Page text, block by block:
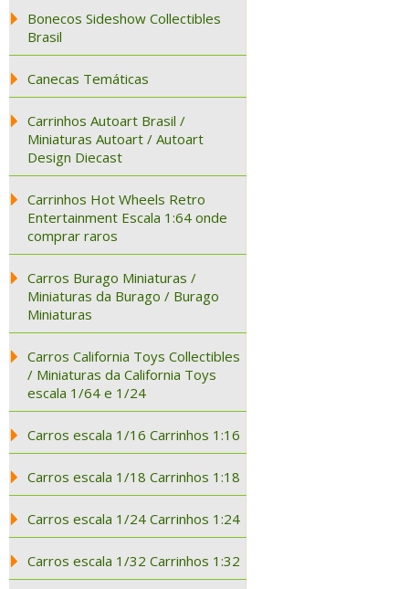
Bonecos Sideshow Collectibles
Brasil
Canecas Temáticas
Carrinhos Autoart Brasil /
Miniaturas Autoart / Autoart
Design Diecast
Carrinhos Hot Wheels Retro
Entertainment Escala 1:64 onde
comprar raros
Carros Burago Miniaturas /
Miniaturas da Burago / Burago
Miniaturas
Carros California Toys Collectibles
/ Miniaturas da California Toys
escala 1/64 e 1/24
Carros escala 1/16 Carrinhos 1:16
Carros escala 1/18 Carrinhos 1:18
Carros escala 1/24 Carrinhos 1:24
Carros escala 1/32 Carrinhos 1:32